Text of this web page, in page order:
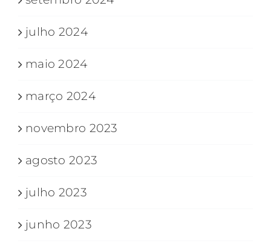
julho 2024
maio 2024
março 2024
novembro 2023
agosto 2023
julho 2023
junho 2023